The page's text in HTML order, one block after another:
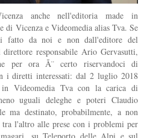
anche nell'editoria made in
Vicenza e Videomedia alias Tva. Se
fatto da noi e non dall'editore del
responsabile Ario Gervasutti,
per ora Ã¨ certo riservandoci di
i diretti interessati: dal 2 luglio 2018
in Videomedia Tva con la carica di
uguali deleghe e poteri Claudio
ma destinato, probabilmente, a non
l'altro alle prese con i problemi per